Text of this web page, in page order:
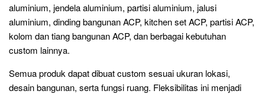
aluminium, jendela aluminium, partisi aluminium, jalusi
aluminium, dinding bangunan ACP, kitchen set ACP, partisi ACP,
kolom dan tiang bangunan ACP, dan berbagai kebutuhan
custom lainnya.
Semua produk dapat dibuat custom sesuai ukuran lokasi,
desain bangunan, serta fungsi ruang. Fleksibilitas ini menjadi